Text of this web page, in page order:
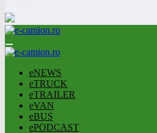
eNEWS
eTRUCK
eTRAILER
eVAN
eBUS
ePODCAST